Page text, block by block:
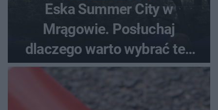
Eska Summer City w
Mrągowie. Posłuchaj
dlaczego warto wybrać ten
kierunek na urlop!